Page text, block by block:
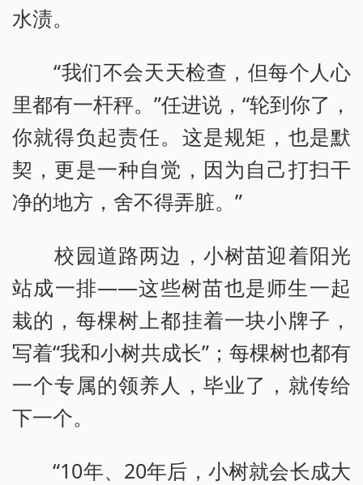
水渍。
“我们不会天天检查，但每个人心
里都有一杆秤。”任进说，“轮到你了，
你就得负起责任。这是规矩，也是默
契，更是一种自觉，因为自己打扫干
净的地方，舍不得弄脏。”
校园道路两边，小树苗迎着阳光
站成一排——这些树苗也是师生一起
栽的，每棵树上都挂着一块小牌子，
写着“我和小树共成长”；每棵树也都有
一个专属的领养人，毕业了，就传给
下一个。
“10年、20年后，小树就会长成大